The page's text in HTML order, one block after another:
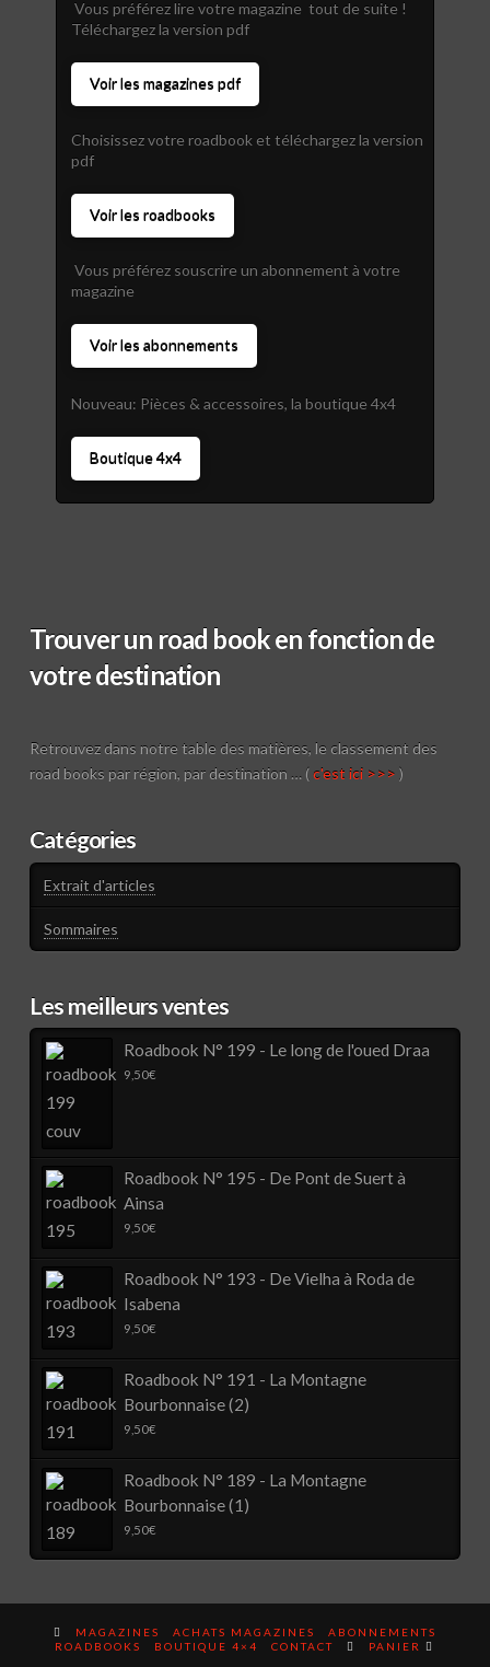
Vous préférez lire votre magazine tout de suite !
Téléchargez la version pdf
Voir les magazines pdf
Choisissez votre roadbook et téléchargez la version
pdf
Voir les roadbooks
Vous préférez souscrire un abonnement à votre
magazine
Voir les abonnements
Nouveau: Pièces & accessoires, la boutique 4x4
Boutique 4x4
Trouver un road book en fonction de
votre destination
Retrouvez dans notre table des matières, le classement des
road books par région, par destination … (c'est ici >>> )
Catégories
Extrait d'articles
Sommaires
Les meilleurs ventes
Roadbook N° 199 - Le long de l'oued Draa
9,50€
Roadbook N° 195 - De Pont de Suert à
Ainsa
9,50€
Roadbook N° 193 - De Vielha à Roda de
Isabena
9,50€
Roadbook N° 191 - La Montagne
Bourbonnaise (2)
9,50€
Roadbook N° 189 - La Montagne
Bourbonnaise (1)
9,50€
MAGAZINES ACHATS MAGAZINES
ABONNEMENTS
ROADBOOKS
BOUTIQUE 4×4 CONTACT PANIER